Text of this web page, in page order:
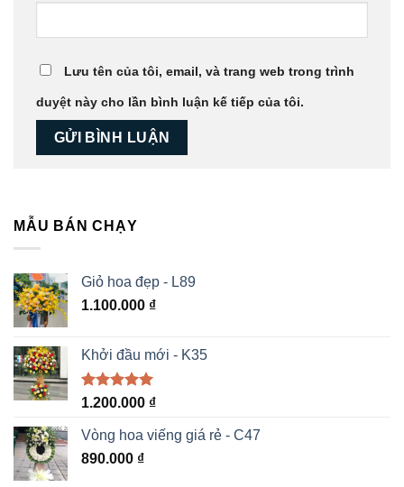
Lưu tên của tôi, email, và trang web trong trình
duyệt này cho lần bình luận kế tiếp của tôi.
MẪU BÁN CHẠY
Giỏ hoa đẹp - L89
1.100.000 ₫
Khởi đầu mới - K35
Được xếp
5 sao
1.200.000 ₫
Vòng hoa viếng giá rẻ - C47
890.000 ₫